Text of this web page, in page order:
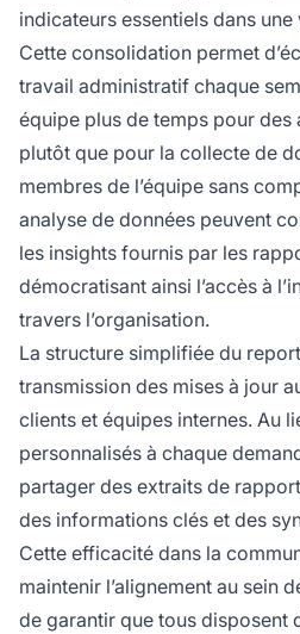
indicateurs essentiels dans
Cette consolidation permet
travail administratif chaque
équipe plus de temps pour
plutôt que pour la collecte de
membres de l’équipe sans
analyse de données peuvent
les insights fournis par les
démocratisant ainsi l’accès à
travers l’organisation.
La structure simplifiée du
transmission des mises à jour
clients et équipes internes. Au
personnalisés à chaque
partager des extraits de
des informations clés et des
Cette efficacité dans la
maintenir l’alignement au sein
de garantir que tous disposent